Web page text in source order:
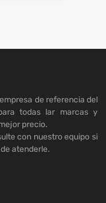
de referencia del
todas lar marcas y
precio.
con nuestro equipo si
atenderle.